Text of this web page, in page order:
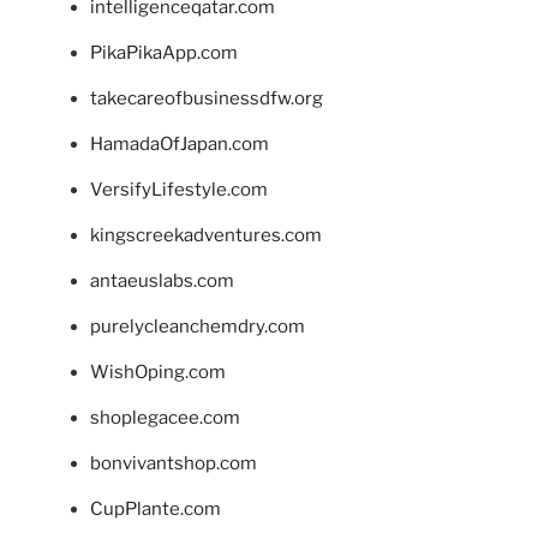
intelligenceqatar.com
PikaPikaApp.com
takecareofbusinessdfw.org
HamadaOfJapan.com
VersifyLifestyle.com
kingscreekadventures.com
antaeuslabs.com
purelycleanchemdry.com
WishOping.com
shoplegacee.com
bonvivantshop.com
CupPlante.com